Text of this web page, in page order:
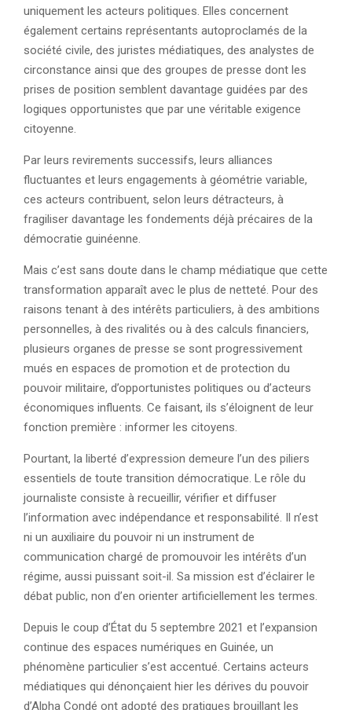
uniquement les acteurs politiques. Elles concernent
également certains représentants autoproclamés de la
société civile, des juristes médiatiques, des analystes de
circonstance ainsi que des groupes de presse dont les
prises de position semblent davantage guidées par des
logiques opportunistes que par une véritable exigence
citoyenne.
Par leurs revirements successifs, leurs alliances
fluctuantes et leurs engagements à géométrie variable,
ces acteurs contribuent, selon leurs détracteurs, à
fragiliser davantage les fondements déjà précaires de la
démocratie guinéenne.
Mais c’est sans doute dans le champ médiatique que cette
transformation apparaît avec le plus de netteté. Pour des
raisons tenant à des intérêts particuliers, à des ambitions
personnelles, à des rivalités ou à des calculs financiers,
plusieurs organes de presse se sont progressivement
mués en espaces de promotion et de protection du
pouvoir militaire, d’opportunistes politiques ou d’acteurs
économiques influents. Ce faisant, ils s’éloignent de leur
fonction première : informer les citoyens.
Pourtant, la liberté d’expression demeure l’un des piliers
essentiels de toute transition démocratique. Le rôle du
journaliste consiste à recueillir, vérifier et diffuser
l’information avec indépendance et responsabilité. Il n’est
ni un auxiliaire du pouvoir ni un instrument de
communication chargé de promouvoir les intérêts d’un
régime, aussi puissant soit-il. Sa mission est d’éclairer le
débat public, non d’en orienter artificiellement les termes.
Depuis le coup d’État du 5 septembre 2021 et l’expansion
continue des espaces numériques en Guinée, un
phénomène particulier s’est accentué. Certains acteurs
médiatiques qui dénonçaient hier les dérives du pouvoir
d’Alpha Condé ont adopté des pratiques brouillant les